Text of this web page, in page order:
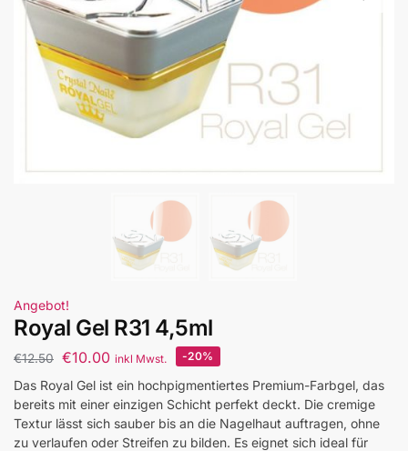
Angebot!
Royal Gel R31 4,5ml
€12.50 €10.00 inkl Mwst. -20%
Das Royal Gel ist ein hochpigmentiertes Premium-Farbgel, das
bereits mit einer einzigen Schicht perfekt deckt. Die cremige
Textur lässt sich sauber bis an die Nagelhaut auftragen, ohne
zu verlaufen oder Streifen zu bilden. Es eignet sich ideal für